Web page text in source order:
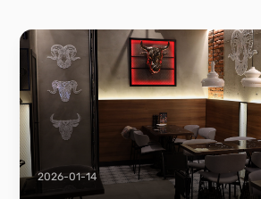
2026-01-14